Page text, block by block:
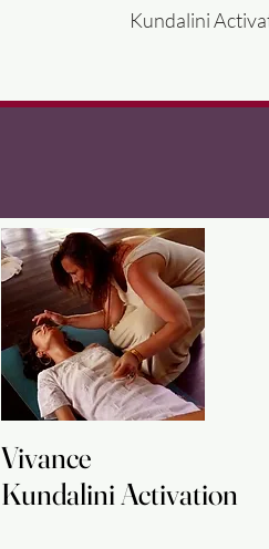
Kundalini
Vivance
Kundalini Activation
Vivance
Kundalini Activation